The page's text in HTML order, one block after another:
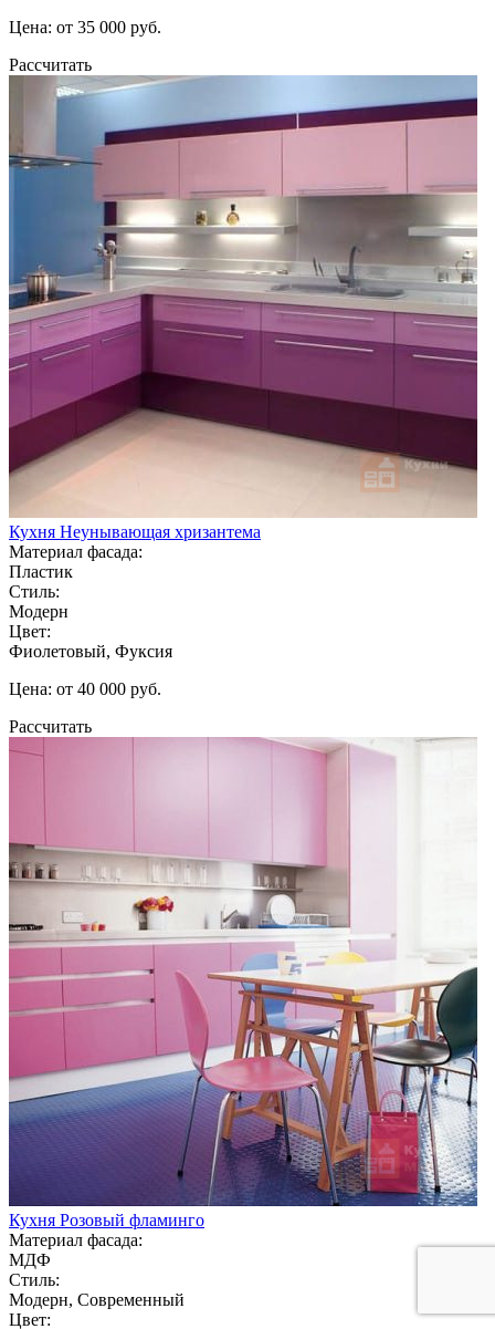
Цена: от 35 000 руб.
Рассчитать
Кухня Неунывающая хризантема
Материал фасада:
Пластик
Стиль:
Модерн
Цвет:
Фиолетовый, Фуксия
Цена: от 40 000 руб.
Рассчитать
Кухня Розовый фламинго
Материал фасада:
МДФ
Стиль:
Модерн, Современный
Цвет: